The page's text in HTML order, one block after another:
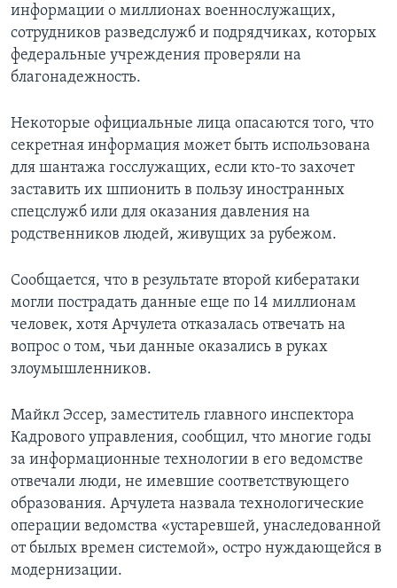
информации о миллионах военнослужащих,
сотрудников разведслужб и подрядчиках, которых
федеральные учреждения проверяли на
благонадежность.
Некоторые официальные лица опасаются того, что
секретная информация может быть использована
для шантажа госслужащих, если кто-то захочет
заставить их шпионить в пользу иностранных
спецслужб или для оказания давления на
родственников людей, живущих за рубежом.
Сообщается, что в результате второй кибератаки
могли пострадать данные еще по 14 миллионам
человек, хотя Арчулета отказалась отвечать на
вопрос о том, чьи данные оказались в руках
злоумышленников.
Майкл Эссер, заместитель главного инспектора
Кадрового управления, сообщил, что многие годы
за информационные технологии в его ведомстве
отвечали люди, не имевшие соответствующего
образования. Арчулета назвала технологические
операции ведомства «устаревшей, унаследованной
от былых времен системой», остро нуждающейся в
модернизации.